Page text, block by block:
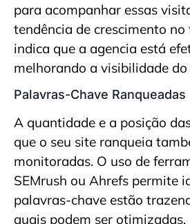
para acompanhar essas
tendência de crescimento
indica que a agencia está
melhorando a visibilidade do
Palavras-Chave Ranqueadas
A quantidade e a posição
que o seu site ranqueia
monitoradas. O uso de
SEMrush ou Ahrefs permite
palavras-chave estão
quais podem ser otimizadas.